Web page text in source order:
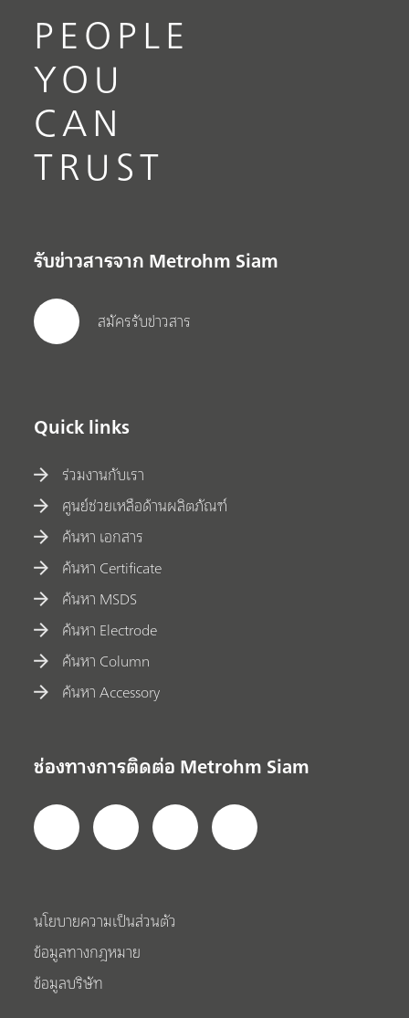
PEOPLE
YOU
CAN
TRUST
รับข่าวสารจาก Metrohm Siam
สมัครรับข่าวสาร
Quick links
ร่วมงานกับเรา
ศูนย์ช่วยเหลือด้านผลิตภัณฑ์
ค้นหา เอกสาร
ค้นหา Certificate
ค้นหา MSDS
ค้นหา Electrode
ค้นหา Column
ค้นหา Accessory
ช่องทางการติดต่อ Metrohm Siam
นโยบายความเป็นส่วนตัว
ข้อมูลทางกฎหมาย
ข้อมูลบริษัท